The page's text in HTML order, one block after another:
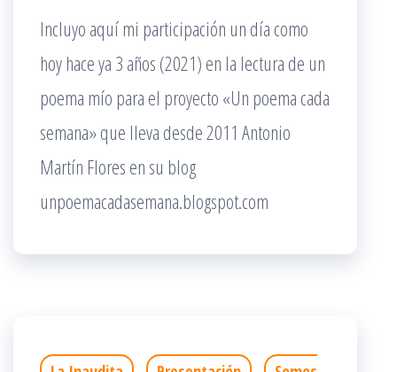
Incluyo aquí mi participación un día como
hoy hace ya 3 años (2021) en la lectura de un
poema mío para el proyecto «Un poema cada
semana» que lleva desde 2011 Antonio
Martín Flores en su blog
unpoemacadasemana.blogspot.com